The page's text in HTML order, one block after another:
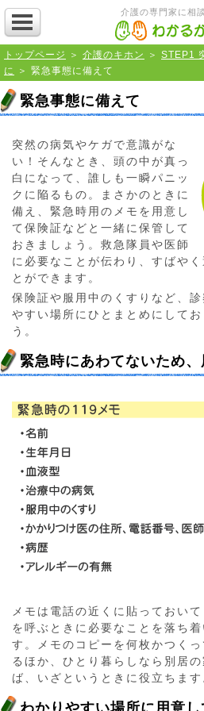
介護の専門家に相
トップページ ＞ 介護のキホン ＞ STEP1
に
＞ 緊急事態に備えて
緊急事態に備えて
突然の病気やケガで意識がな
い！そんなとき、頭の中が真っ
白になって、誰しも一瞬パニッ
クに陥るもの。まさかのときに
備え、緊急時用のメモを用意し
て保険証などと一緒に保管して
おきましょう。救急隊員や医師
に必要なことが伝わり、すばや
とができます。
保険証や服用中のくすりなど、
やすい場所にひとまとめにして
う。
緊急時にあわてないため
メモは電話の近くに貼っておい
を呼ぶときに必要なことを落ち
す。メモのコピーを何枚かつく
るほか、ひとり暮らしなら別居
ば、いざというときに役立ちます
わかりやすい場所に用意